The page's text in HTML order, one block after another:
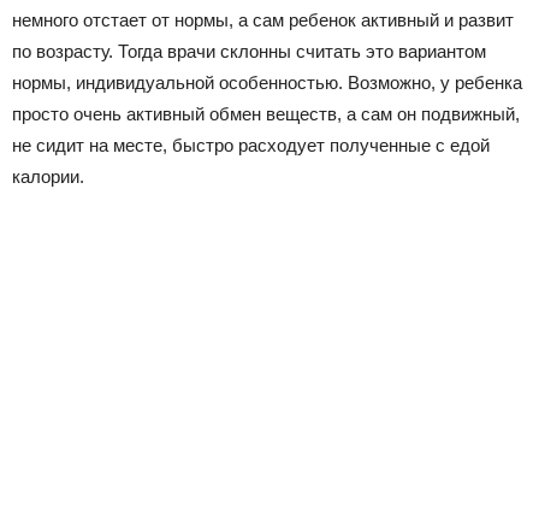
немного отстает от нормы, а сам ребенок активный и развит
по возрасту. Тогда врачи склонны считать это вариантом
нормы, индивидуальной особенностью. Возможно, у ребенка
просто очень активный обмен веществ, а сам он подвижный,
не сидит на месте, быстро расходует полученные с едой
калории.